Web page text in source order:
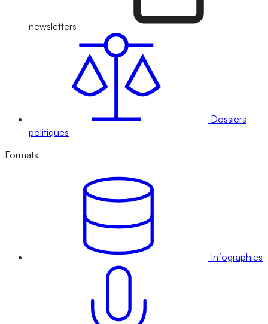
newsletters
Dossiers
politiques
Formats
Infographies